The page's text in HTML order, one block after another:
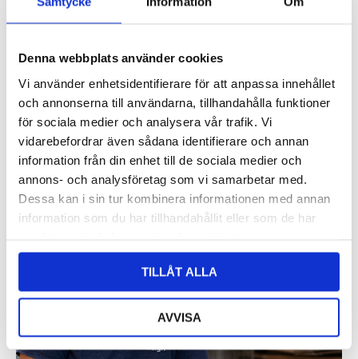
Denna webbplats använder cookies
Vi använder enhetsidentifierare för att anpassa innehållet
och annonserna till användarna, tillhandahålla funktioner
för sociala medier och analysera vår trafik. Vi
vidarebefordrar även sådana identifierare och annan
information från din enhet till de sociala medier och
annons- och analysföretag som vi samarbetar med.
Dessa kan i sin tur kombinera informationen med annan
information som du har tillhandahållit eller som de har
TILLÅT ALLA
AVVISA
Artnr: 7613
Logga in för att se pris
LÄS MER
Logga in för att se pris
LÄS MER